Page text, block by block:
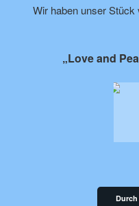
Wir haben unser Stück
„Love and